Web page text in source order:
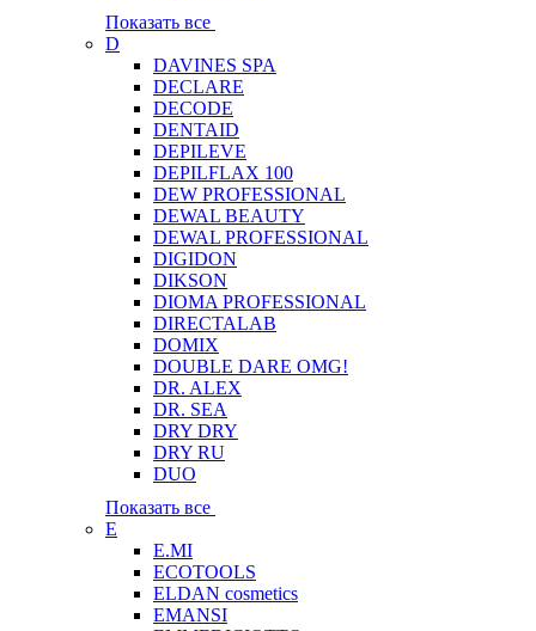
Показать все
D
DAVINES SPA
DECLARE
DECODE
DENTAID
DEPILEVE
DEPILFLAX 100
DEW PROFESSIONAL
DEWAL BEAUTY
DEWAL PROFESSIONAL
DIGIDON
DIKSON
DIOMA PROFESSIONAL
DIRECTALAB
DOMIX
DOUBLE DARE OMG!
DR. ALEX
DR. SEA
DRY DRY
DRY RU
DUO
Показать все
E
E.MI
ECOTOOLS
ELDAN cosmetics
EMANSI